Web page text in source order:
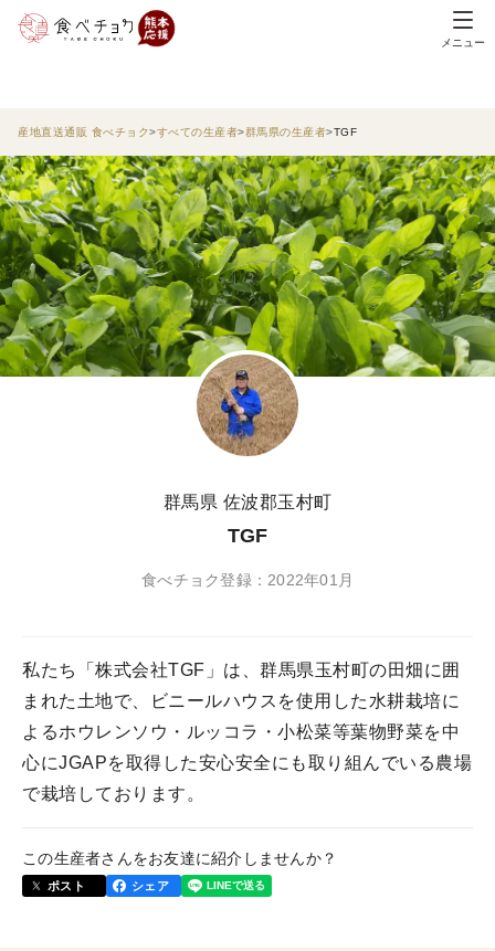
メニュー
産地直送通販 食べチョク すべての生産者 群馬県の生産者 TGF
群馬県 佐波郡玉村町
TGF
食べチョク登録：2022年01月
私たち「株式会社TGF」は、群馬県玉村町の田畑に囲
まれた土地で、ビニールハウスを使用した水耕栽培に
よるホウレンソウ・ルッコラ・小松菜等葉物野菜を中
心にJGAPを取得した安心安全にも取り組んでいる農場
で栽培しております。
この生産者さんをお友達に紹介しませんか？
ポスト シェア